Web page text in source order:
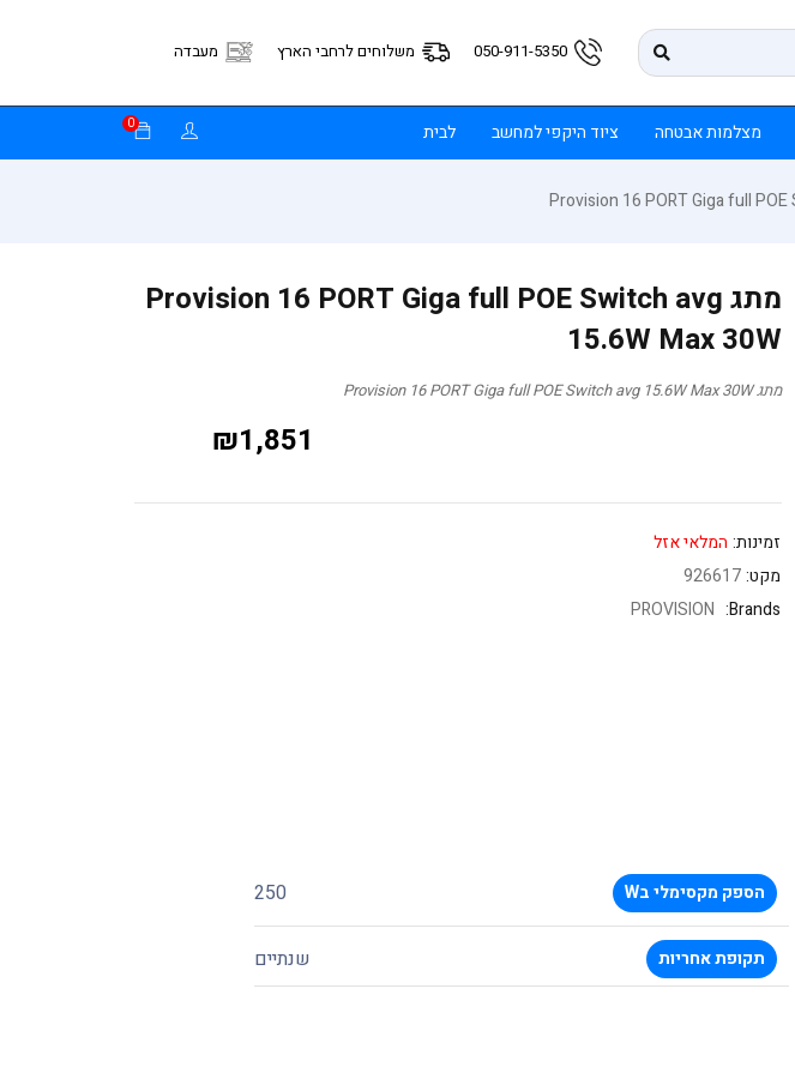
050-911-5350 משלוחים לרחבי הארץ מעבדה
מצלמות אבטחה ציוד היקפי למחשב לבית 0
מתג Provision 16 PORT Giga full POE Switch avg
15.6W Max 30W
מתג Provision 16 PORT Giga full POE Switch avg 15.6W Max 30W
₪1,851
זמינות: המלאי אזל
מקט:926617
Brands:
PROVISION
הספק מקסימלי בW 250
תקופת אחריות שנתיים